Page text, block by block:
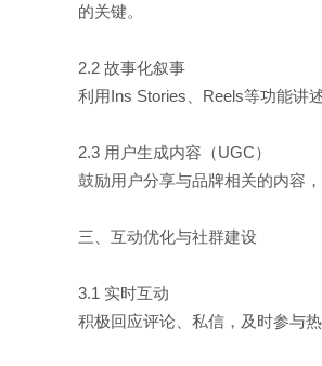
的关键。
2.2 故事化叙事
利用Ins Stories、Reels等功能讲
2.3 用户生成内容（UGC）
鼓励用户分享与品牌相关的内容
三、互动优化与社群建设
3.1 实时互动
积极回应评论、私信，及时参与